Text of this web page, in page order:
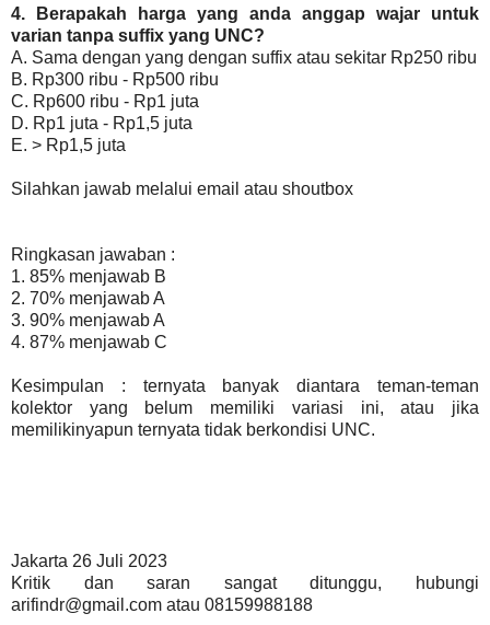
4. Berapakah harga yang anda anggap wajar untuk
varian tanpa suffix yang UNC?
A. Sama dengan yang dengan suffix atau sekitar Rp250 ribu
B. Rp300 ribu - Rp500 ribu
C. Rp600 ribu - Rp1 juta
D. Rp1 juta - Rp1,5 juta
E. > Rp1,5 juta
Silahkan jawab melalui email atau shoutbox
Ringkasan jawaban :
1. 85% menjawab B
2. 70% menjawab A
3. 90% menjawab A
4. 87% menjawab C
Kesimpulan : ternyata banyak diantara teman-teman
kolektor yang belum memiliki variasi ini, atau jika
memilikinyapun ternyata tidak berkondisi UNC.
Jakarta 26 Juli 2023
Kritik dan saran sangat ditunggu, hubungi
arifindr@gmail.com atau 08159988188